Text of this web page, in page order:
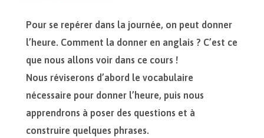
Pour se repérer dans la journée, on peut donner
l’heure. Comment la donner en anglais ? C’est ce
que nous allons voir dans ce cours !
Nous réviserons d’abord le vocabulaire
nécessaire pour donner l’heure, puis nous
apprendrons à poser des questions et à
construire quelques phrases.